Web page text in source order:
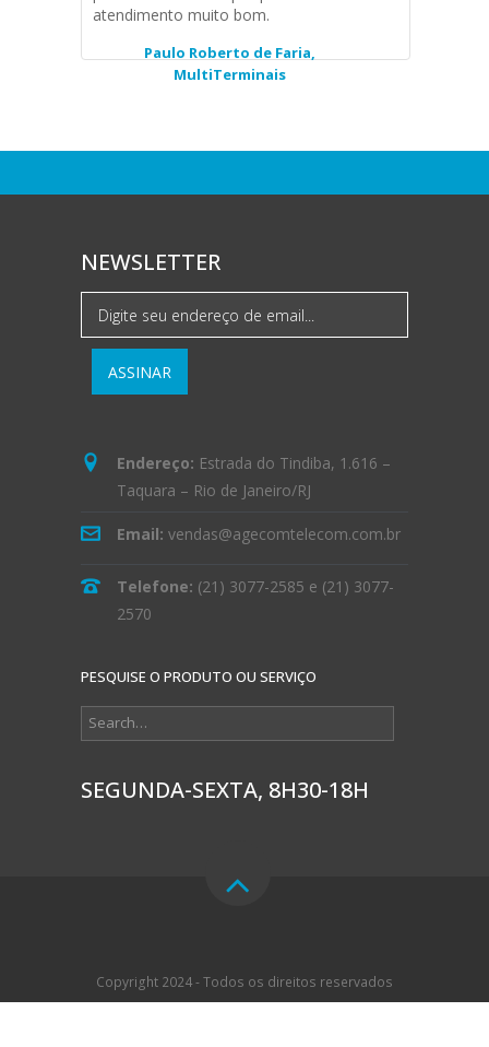
atendimento muito bom.
Paulo Roberto de Faria,
MultiTerminais
NEWSLETTER
Endereço: Estrada do Tindiba, 1.616 –
Taquara – Rio de Janeiro/RJ
Email: vendas@agecomtelecom.com.br
Telefone: (21) 3077-2585 e (21) 3077-
2570
PESQUISE O PRODUTO OU SERVIÇO
SEGUNDA-SEXTA, 8H30-18H
Copyright 2024 - Todos os direitos reservados